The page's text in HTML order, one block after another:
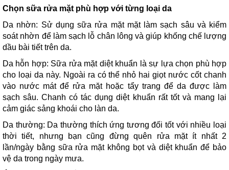
Chọn sữa rửa mặt phù hợp với từng loại da
Da nhờn: Sử dụng sữa rửa mặt mặt làm sạch sâu và kiểm
soát nhờn để làm sạch lỗ chân lông và giúp khống chế lượng
dầu bài tiết trên da.
Da hỗn hợp: Sữa rửa mặt diệt khuẩn là sự lựa chọn phù hợp
cho loại da này. Ngoài ra có thể nhỏ hai giọt nước cốt chanh
vào nước mát để rửa mặt hoặc tẩy trang để da được làm
sạch sâu. Chanh có tác dụng diệt khuẩn rất tốt và mang lại
cảm giác sảng khoái cho làn da.
Da thường: Da thường thích ứng tương đối tốt với nhiều loại
thời tiết, nhưng bạn cũng đừng quên rửa mặt ít nhất 2
lần/ngày bằng sữa rửa mặt không bọt và diệt khuẩn để bảo
vệ da trong ngày mưa.